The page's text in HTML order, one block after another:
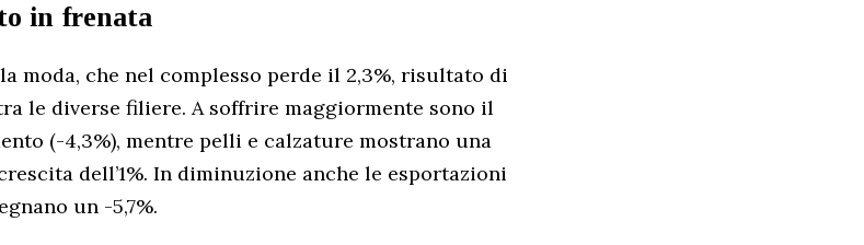
in frenata
moda, che nel complesso perde il 2,3%, risultato di
le diverse filiere. A soffrire maggiormente sono il
(-4,3%), mentre pelli e calzature mostrano una
dell’1%. In diminuzione anche le esportazioni
un -5,7%.